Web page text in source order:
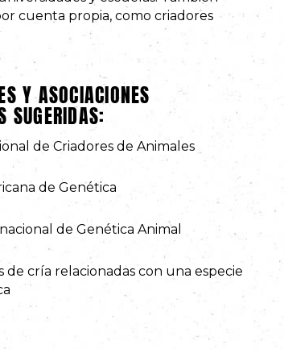
cuenta propia, como criadores
Y ASOCIACIONES
SUGERIDAS:
de Criadores de Animales
de Genética
de Genética Animal
de cría relacionadas con una especie